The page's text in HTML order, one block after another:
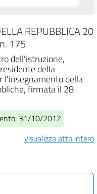
REPUBBLICA 20
175
dell'istruzione,
della
l'insegnamento della
firmata il 28
31/10/2012
visualizza atto intero